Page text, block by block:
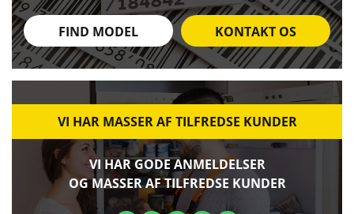
FIND MODEL KONTAKT OS
VI HAR MASSER AF TILFREDSE KUNDER
VI HAR GODE ANMELDELSER
OG MASSER AF TILFREDSE KUNDER